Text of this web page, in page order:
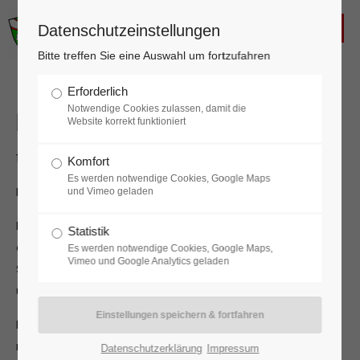
Login
Benutzername
Passwort
Anmelden
NEWS Zivilschutz 04/2025
14.04.2025 16:20
Liebe Ortbewohnerinnen, liebe Ortsbewohner!
Heute einmal ein etwas spezielleres Thema und zwar
einige Informationen zur Österreichischen
Sicherheitsstrategie im Krisenfall, welche die
umfassende Landesverteidigung (ULV) beinhaltet.
Diese besteht aus vier Säulen und zwar aus der
militärischen, wirtschaftlichen, zivilen und geistigen
Datenschutzeinstellungen
Bitte treffen Sie eine Auswahl um fortzufahren
Erforderlich
Notwendige Cookies zulassen, damit die
Website korrekt funktioniert
Komfort
Es werden notwendige Cookies, Google Maps
und Vimeo geladen
Statistik
Es werden notwendige Cookies, Google Maps,
Vimeo und Google Analytics geladen
Datenschutzerklärung Impressum
FREIWILLIGE FEUERWEHR
KALTENLEUTGEBEN